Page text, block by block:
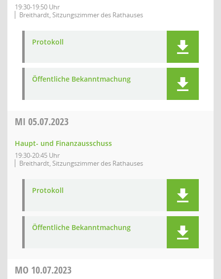
19:30-19:50 Uhr
Breithardt, Sitzungszimmer des Rathauses
Protokoll
Öffentliche Bekanntmachung
MI 05.07.2023
Haupt- und Finanzausschuss
19:30-20:45 Uhr
Breithardt, Sitzungszimmer des Rathauses
Protokoll
Öffentliche Bekanntmachung
MO 10.07.2023